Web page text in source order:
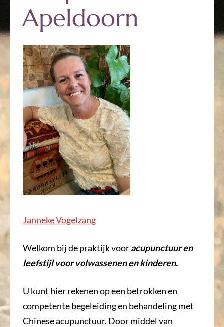
Apeldoorn
Janneke Vogelzang
Welkom bij de praktijk vooracupunctuur en
leefstijl voor volwassenen en kinderen.
U kunt hier rekenen op een betrokken en
competente begeleiding en behandeling met
Chinese acupunctuur. Door middel van